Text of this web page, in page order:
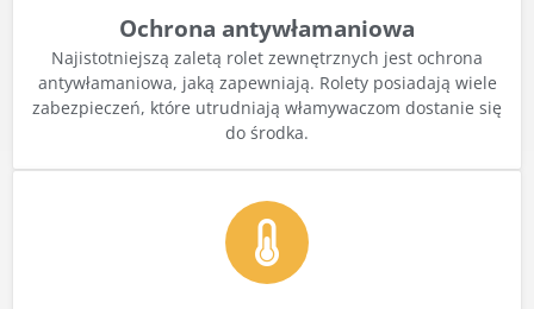
Ochrona antywłamaniowa
Najistotniejszą zaletą rolet zewnętrznych jest ochrona
antywłamaniowa, jaką zapewniają. Rolety posiadają wiele
zabezpieczeń, które utrudniają włamywaczom dostanie się
do środka.